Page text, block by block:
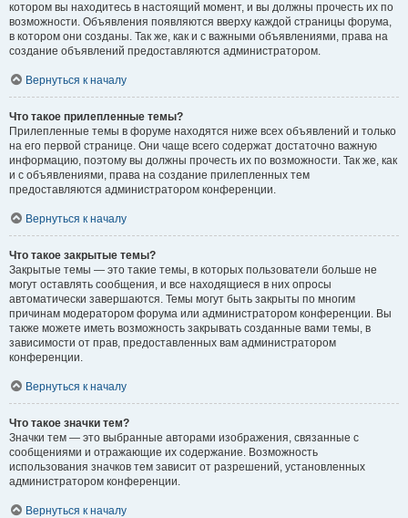
котором вы находитесь в настоящий момент, и вы должны прочесть их по
возможности. Объявления появляются вверху каждой страницы форума,
в котором они созданы. Так же, как и с важными объявлениями, права на
создание объявлений предоставляются администратором.
Вернуться к началу
Что такое прилепленные темы?
Прилепленные темы в форуме находятся ниже всех объявлений и только
на его первой странице. Они чаще всего содержат достаточно важную
информацию, поэтому вы должны прочесть их по возможности. Так же, как
и с объявлениями, права на создание прилепленных тем
предоставляются администратором конференции.
Вернуться к началу
Что такое закрытые темы?
Закрытые темы — это такие темы, в которых пользователи больше не
могут оставлять сообщения, и все находящиеся в них опросы
автоматически завершаются. Темы могут быть закрыты по многим
причинам модератором форума или администратором конференции. Вы
также можете иметь возможность закрывать созданные вами темы, в
зависимости от прав, предоставленных вам администратором
конференции.
Вернуться к началу
Что такое значки тем?
Значки тем — это выбранные авторами изображения, связанные с
сообщениями и отражающие их содержание. Возможность
использования значков тем зависит от разрешений, установленных
администратором конференции.
Вернуться к началу